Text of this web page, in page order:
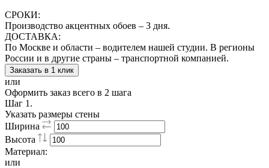
СРОКИ:
Производство акцентных обоев – 3 дня.
ДОСТАВКА:
По Москве и области – водителем нашей студии. В регионы
России и в другие страны – транспортной компанией.
Заказать в 1 клик
или
Оформить заказ всего в 2 шага
Шаг 1.
Указать размеры стены
Ширина
Высота
Материал:
или